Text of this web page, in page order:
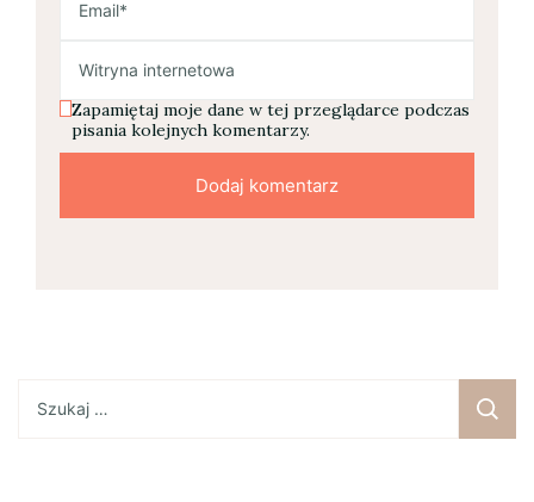
Zapamiętaj moje dane w tej przeglądarce podczas
pisania kolejnych komentarzy.